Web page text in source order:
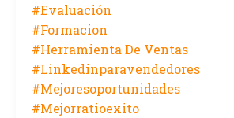
#evaluación
#formacion
#herramienta De Ventas
#linkedinparavendedores
#mejoresoportunidades
#mejorratioexito